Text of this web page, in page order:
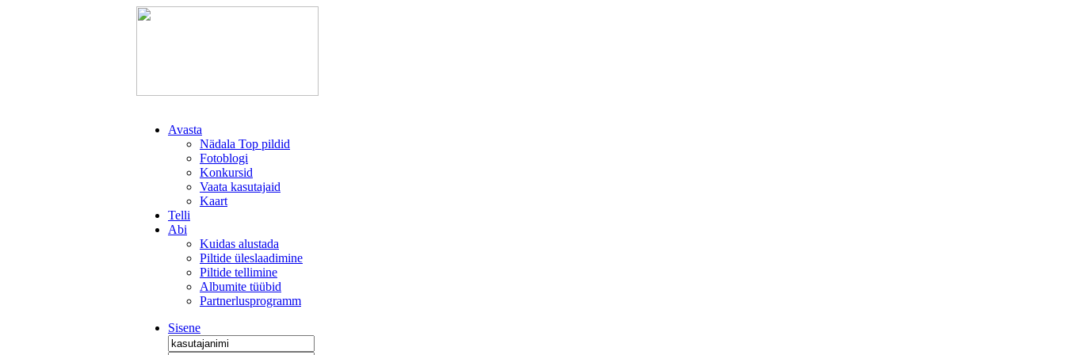
Avasta
Nädala Top pildid
Fotoblogi
Konkursid
Vaata kasutajaid
Kaart
Telli
Abi
Kuidas alustada
Piltide üleslaadimine
Piltide tellimine
Albumite tüübid
Partnerlusprogramm
Sisene